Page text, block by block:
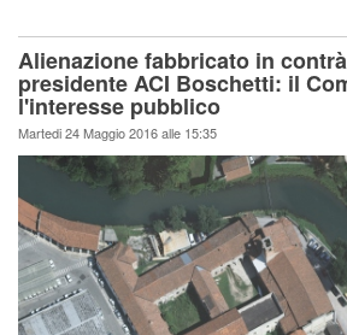
Alienazione fabbricato in
presidente ACI Boschetti: il
l'interesse pubblico
Martedi 24 Maggio 2016 alle 15:35